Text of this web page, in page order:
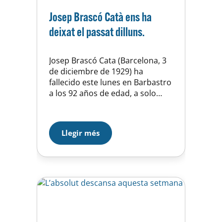
Josep Brascó Catà ens ha
deixat el passat dilluns.
Josep Brascó Cata (Barcelona, 3
de diciembre de 1929) ha
fallecido este lunes en Barbastro
a los 92 años de edad, a solo
WATERPOLO con mayúsculas, de
un hombre que fue jugador de
waterpolo en 1944 y 1966, y
posteriormente fue entrenador
Llegir més